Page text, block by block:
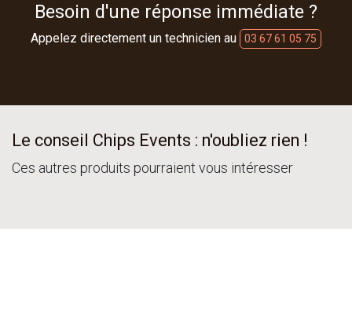
Besoin d'une réponse immédiate ?
Appelez directement un technicien au 03 67 61 05 75
Le conseil Chips Events : n'oubliez rien !
Ces autres produits pourraient vous intéresser